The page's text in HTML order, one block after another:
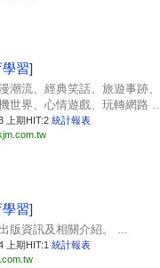
學習]
潮流、經典笑話、旅遊事跡、
世界、心情遊戲、玩轉網路
上期HIT:2 統計報表
學習]
版資訊及相關介紹。 ...
上期HIT:1 統計報表